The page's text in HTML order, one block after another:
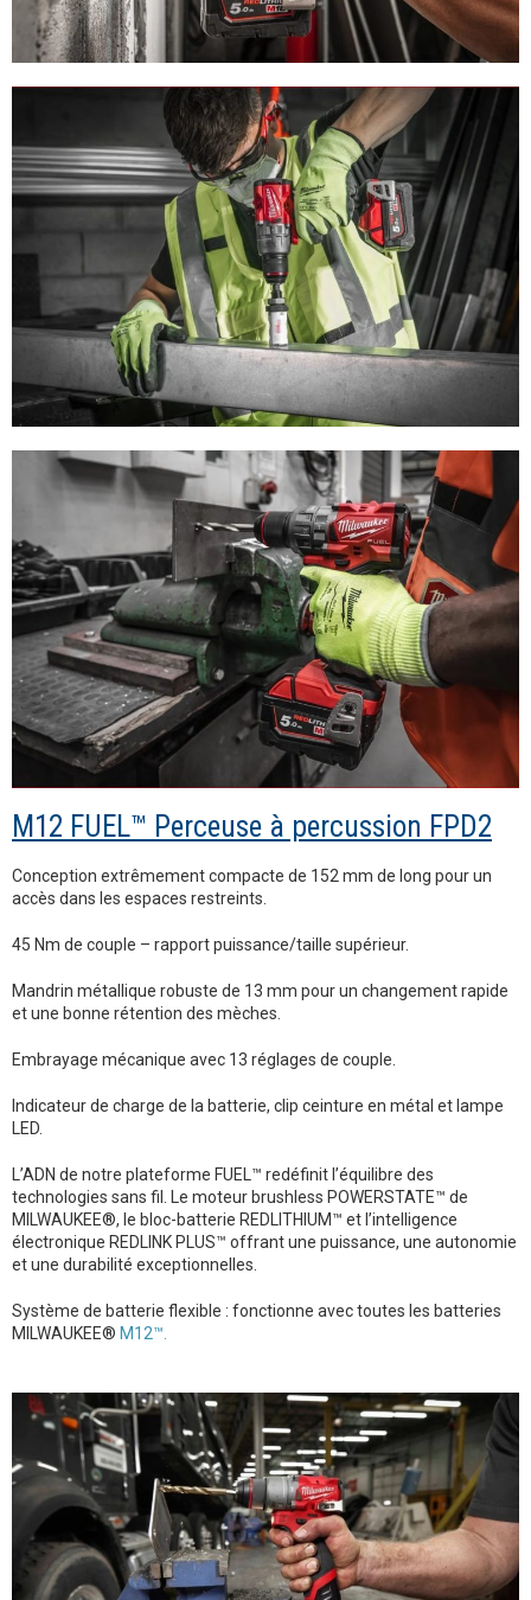
M12 FUEL™ Perceuse à percussion FPD2
Conception extrêmement compacte de 152 mm de long pour un
accès dans les espaces restreints.
45 Nm de couple – rapport puissance/taille supérieur.
Mandrin métallique robuste de 13 mm pour un changement rapide
et une bonne rétention des mèches.
Embrayage mécanique avec 13 réglages de couple.
Indicateur de charge de la batterie, clip ceinture en métal et lampe
LED.
L’ADN de notre plateforme FUEL™ redéfinit l’équilibre des
technologies sans fil. Le moteur brushless POWERSTATE™ de
MILWAUKEE®, le bloc-batterie REDLITHIUM™ et l’intelligence
électronique REDLINK PLUS™ offrant une puissance, une autonomie
et une durabilité exceptionnelles.
Système de batterie flexible : fonctionne avec toutes les batteries
MILWAUKEE® M12™.